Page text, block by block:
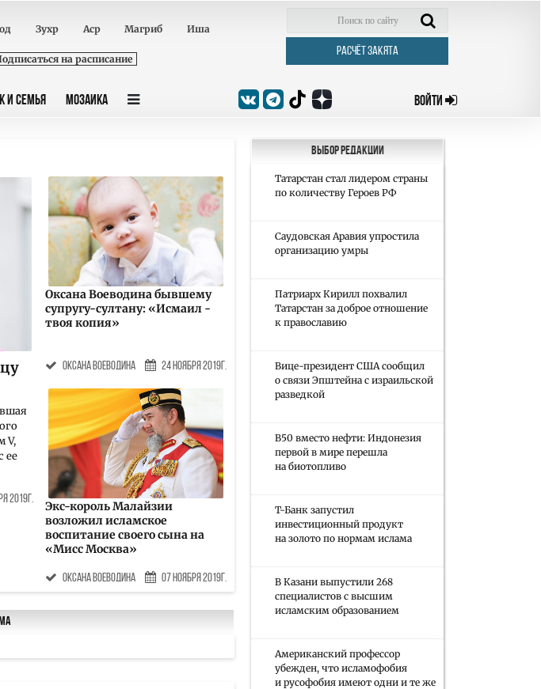
Зухр Аср Магриб Иша
на расписание
РАСЧЁТ ЗАКЯТА
И СЕМЬЯ МОЗАИКА ВОЙТИ
V,
ее
2019г.
Оксана Воеводина бывшему
супругу-султану: «Исмаил -
твоя копия»
Оксана Воеводина 24 Ноября 2019г.
Экс-король Малайзии
возложил исламское
воспитание своего сына на
«Мисс Москва»
Оксана Воеводина 07 Ноября 2019г.
Выбор редакции
Татарстан стал лидером страны
по количеству Героев РФ
Саудовская Аравия упростила
организацию умры
Патриарх Кирилл похвалил
Татарстан за доброе отношение
к православию
Вице-президент США сообщил
о связи Эпштейна с израильской
разведкой
B50 вместо нефти: Индонезия
первой в мире перешла
на биотопливо
Т-Банк запустил
инвестиционный продукт
на золото по нормам ислама
В Казани выпустили 268
специалистов с высшим
исламским образованием
Американский профессор
убежден, что исламофобия
и русофобия имеют одни и те же